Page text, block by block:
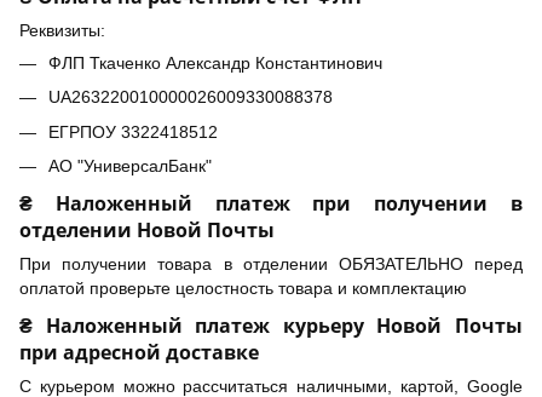
Реквизиты:
ФЛП Ткаченко Александр Константинович
UA263220010000026009330088378
ЕГРПОУ 3322418512
АО "УниверсалБанк"
₴ Наложенный платеж при получении в
отделении Новой Почты
При получении товара в отделении ОБЯЗАТЕЛЬНО перед
оплатой проверьте целостность товара и комплектацию
₴ Наложенный платеж курьеру Новой Почты
при адресной доставке
С курьером можно рассчитаться наличными, картой, Google